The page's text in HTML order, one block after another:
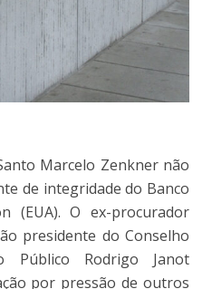
Marcelo Zenkner não
de integridade do Banco
(EUA). O ex-procurador
presidente do Conselho
Público Rodrigo Janot
por pressão de outros